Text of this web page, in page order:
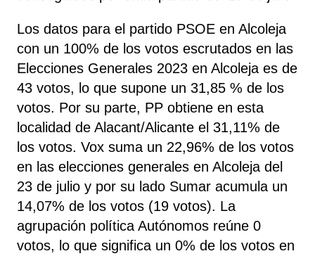
Los datos para el partido PSOE en Alcoleja
con un 100% de los votos escrutados en las
Elecciones Generales 2023 en Alcoleja es de
43 votos, lo que supone un 31,85 % de los
votos. Por su parte, PP obtiene en esta
localidad de Alacant/Alicante el 31,11% de
los votos. Vox suma un 22,96% de los votos
en las elecciones generales en Alcoleja del
23 de julio y por su lado Sumar acumula un
14,07% de los votos (19 votos). La
agrupación política Autónomos reúne 0
votos, lo que significa un 0% de los votos en